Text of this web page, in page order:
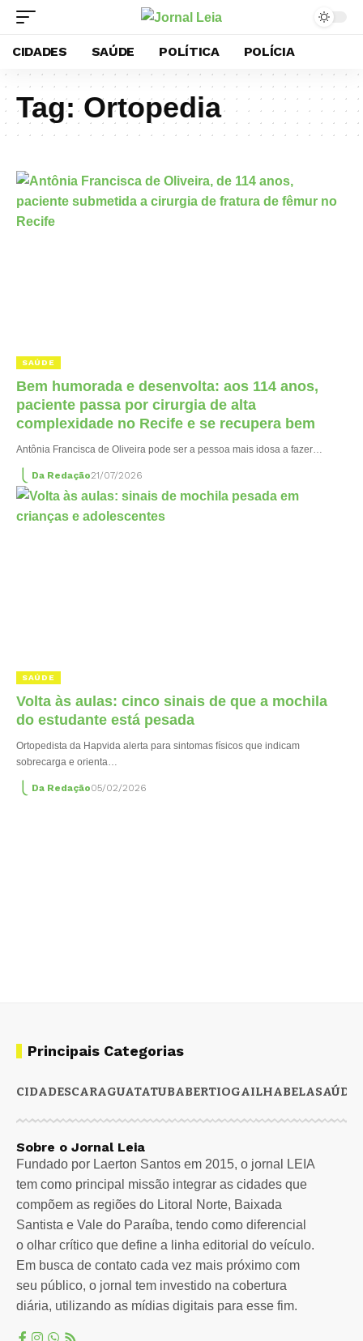
CIDADES SAÚDE POLÍTICA POLÍCIA
Tag:Ortopedia
SAÚDE
Bem humorada e desenvolta: aos 114 anos,
paciente passa por cirurgia de alta
complexidade no Recife e se recupera bem
Antônia Francisca de Oliveira pode ser a pessoa mais idosa a fazer…
Da Redação21/07/2026
SAÚDE
Volta às aulas: cinco sinais de que a mochila
do estudante está pesada
Ortopedista da Hapvida alerta para sintomas físicos que indicam
sobrecarga e orienta…
Da Redação05/02/2026
Principais Categorias
CIDADESCARAGUATATUBABERTIOGAILHABELASAÚDE
Sobre o Jornal Leia
Fundado por Laerton Santos em 2015, o jornal LEIA
tem como principal missão integrar as cidades que
compõem as regiões do Litoral Norte, Baixada
Santista e Vale do Paraíba, tendo como diferencial
o olhar crítico que define a linha editorial do veículo.
Em busca de contato cada vez mais próximo com
seu público, o jornal tem investido na cobertura
diária, utilizando as mídias digitais para esse fim.